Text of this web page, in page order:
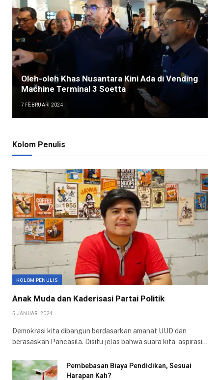
Oleh-oleh Khas Nusantara Kini Ada di Vending
Machine Terminal 3 Soetta
7 FEBRUARI 2024
Kolom Penulis
KOLOM PENULIS
Anak Muda dan Kaderisasi Partai Politik
5 JANUARI 2024
Demokrasi kita dibangun berdasarkan amanat UUD dan
berasaskan Pancasila. Disitu jelas bahwa suara kita, aspirasi…
Pembebasan Biaya Pendidikan, Sesuai
Harapan Kah?